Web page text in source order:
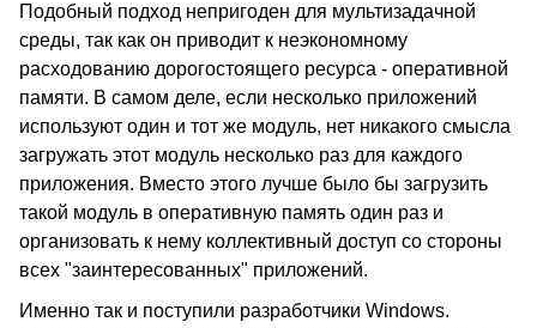
Подобный подход непригоден для мультизадачной
среды, так как он приводит к неэкономному
расходованию дорогостоящего ресурса - оперативной
памяти. В самом деле, если несколько приложений
используют один и тот же модуль, нет никакого смысла
загружать этот модуль несколько раз для каждого
приложения. Вместо этого лучше было бы загрузить
такой модуль в оперативную память один раз и
организовать к нему коллективный доступ со стороны
всех "заинтересованных" приложений.
Именно так и поступили разработчики Windows.